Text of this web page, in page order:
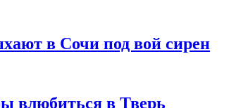
в Сочи под вой сирен
влюбиться в Тверь